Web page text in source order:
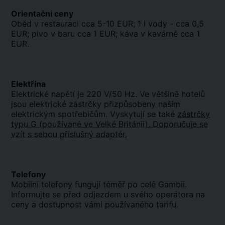
Orientační ceny
Oběd v restauraci cca 5-10 EUR; 1 l vody - cca 0,5
EUR; pivo v baru cca 1 EUR; káva v kavárně cca 1
EUR.
Elektřina
Elektrické napětí je 220 V/50 Hz. Ve většině hotelů
jsou elektrické zástrčky přizpůsobeny naším
elektrickým spotřebičům. Vyskytují se také zástrčky
typu G (používané ve Velké Británii). Doporučuje se
vzít s sebou příslušný adaptér.
Telefony
Mobilní telefony fungují téměř po celé Gambii.
Informujte se před odjezdem u svého operátora na
ceny a dostupnost vámi používaného tarifu.